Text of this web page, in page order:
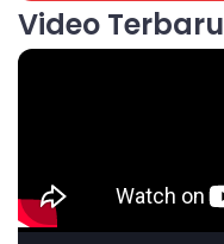
Video Terbaru